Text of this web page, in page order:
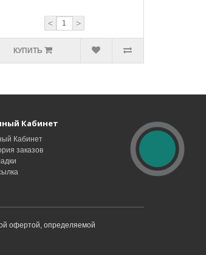
< >
КУПИТЬ
Кабинет
Кабинет
заказов
офертой, определяемой